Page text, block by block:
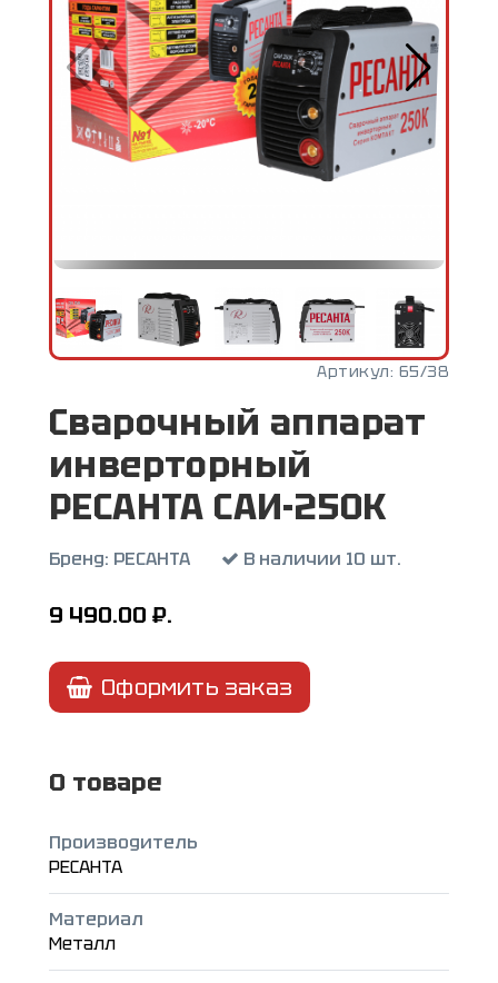
Артикул: 65/38
Сварочный аппарат
инверторный
РЕСАНТА САИ-250К
Бренд: РЕСАНТА В наличии 10 шт.
9 490.00 ₽.
Оформить заказ
О товаре
Производитель
РЕСАНТА
Материал
Металл